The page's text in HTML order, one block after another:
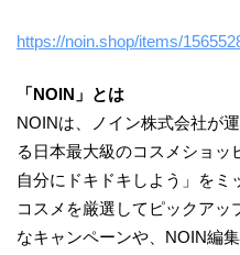
https://noin.shop/items/
「NOIN」とは
NOINは、ノイン株式会社が
る日本最大級のコスメショ
自分にドキドキしよう」をミ
コスメを厳選してピックア
なキャンペーンや、NOIN編